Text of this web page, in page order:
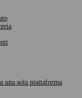
una sola piattaforma